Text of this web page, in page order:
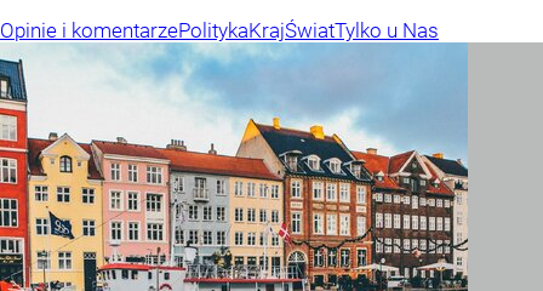
Opinie i komentarzePolitykaKrajŚwiatTylko u Nas